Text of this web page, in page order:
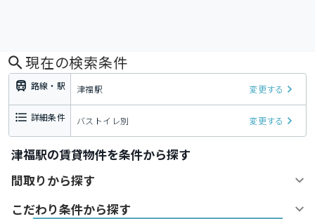
現在の検索条件
路線・駅 津福駅 変更する
詳細条件 バストイレ別 変更する
津福駅の賃貸物件を条件から探す
間取りから探す
こだわり条件から探す